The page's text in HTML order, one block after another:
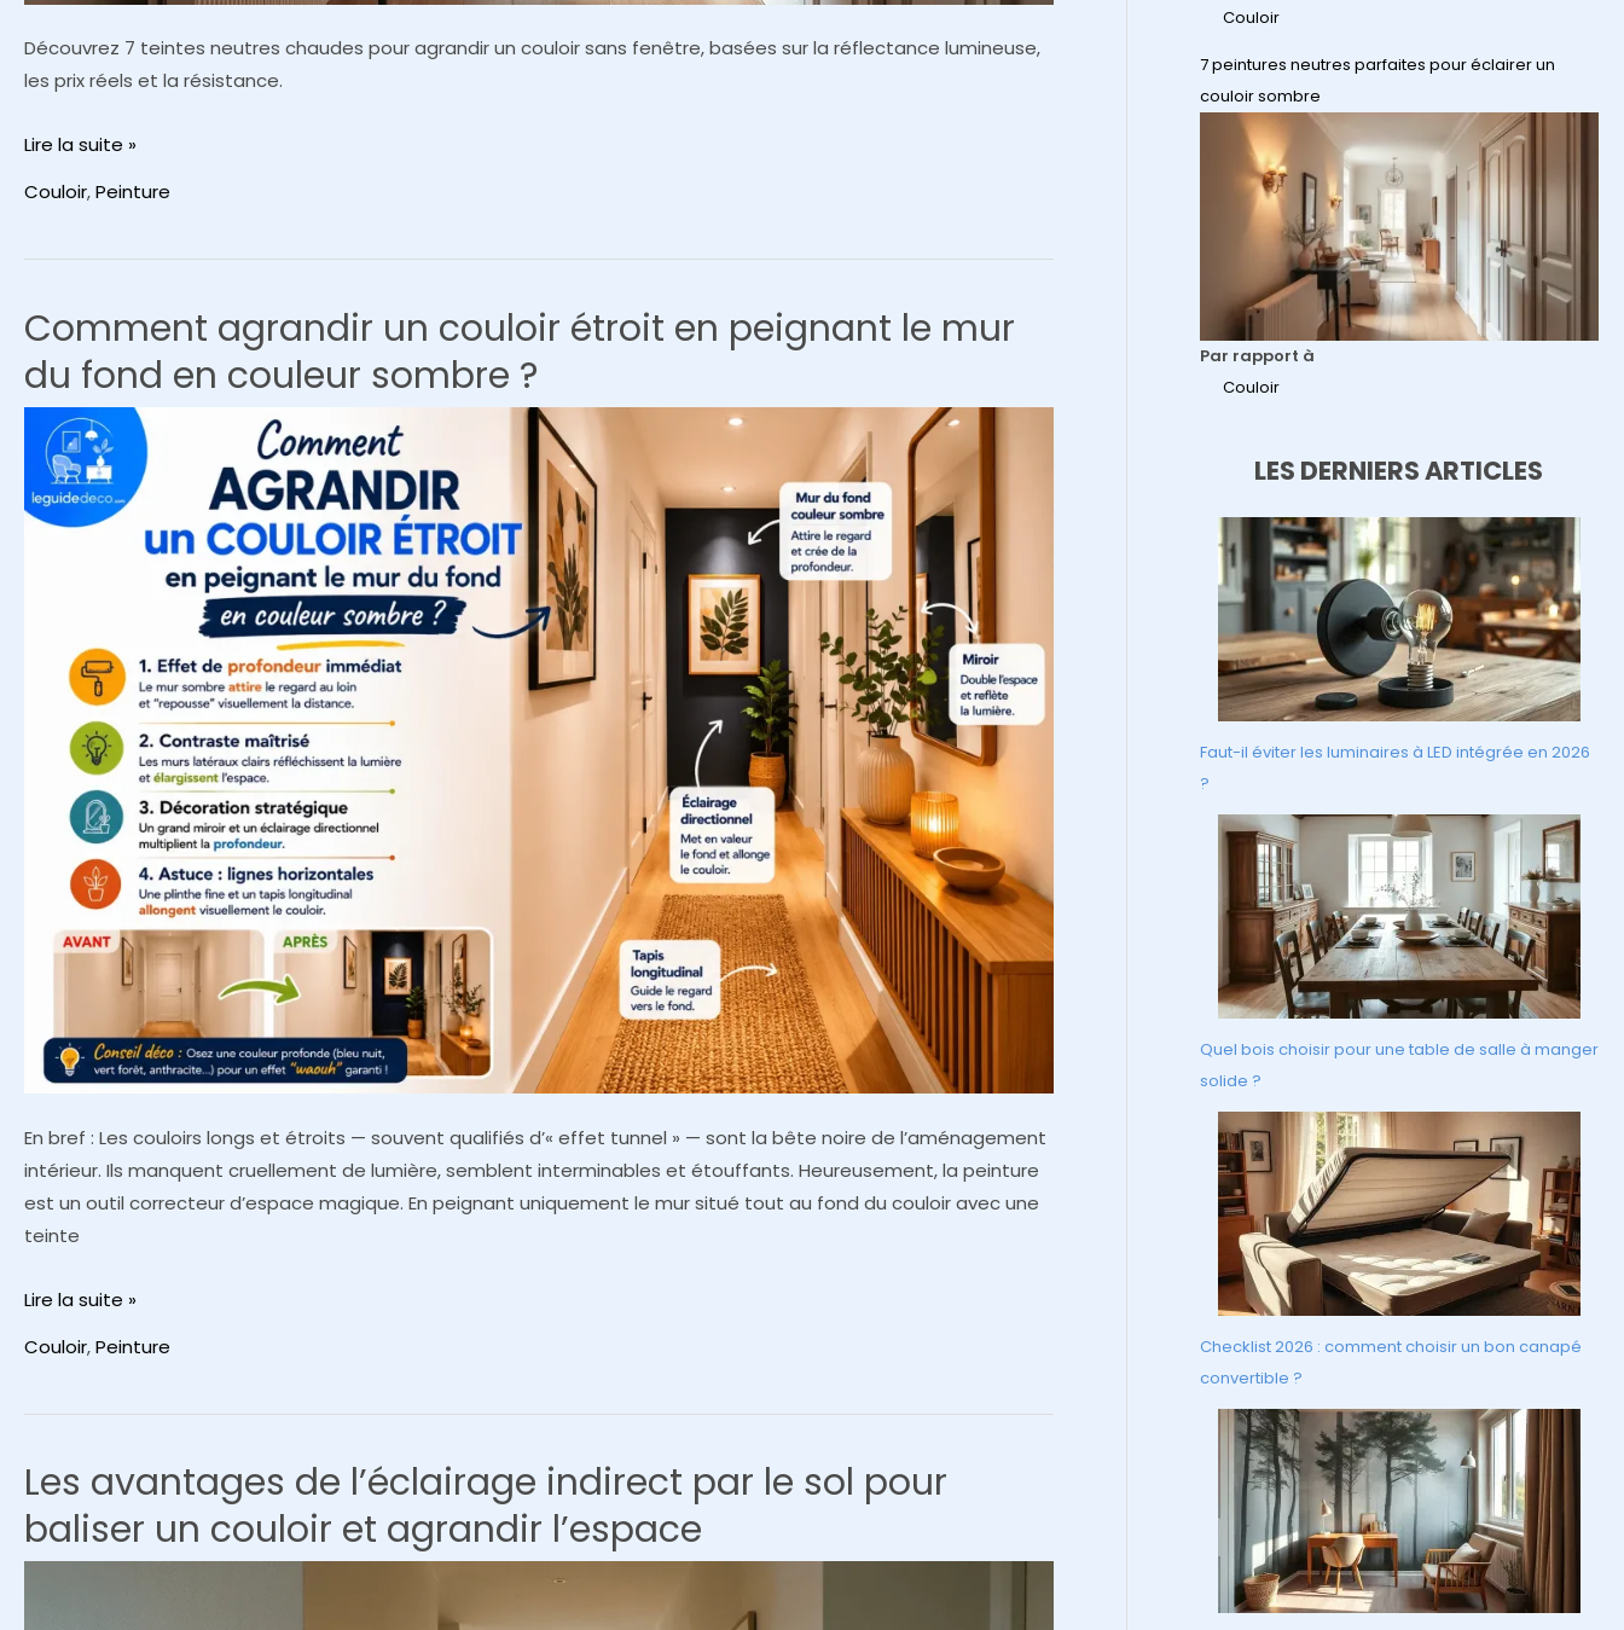
Découvrez 7 teintes neutres chaudes pour agrandir un couloir sans fenêtre, basées sur la réflectance lumineuse,
les prix réels et la résistance.
7
neutres
un
couloir
sombre
Lire la suite »
Couloir,Peinture
Comment agrandir un couloir étroit en peignant le mur
du fond en couleur sombre ?
En bref : Les couloirs longs et étroits — souvent qualifiés d’« effet tunnel » — sont la bête noire de l’aménagement
intérieur. Ils manquent cruellement de lumière, semblent interminables et étouffants. Heureusement, la peinture
est un outil correcteur d’espace magique. En peignant uniquement le mur situé tout au fond du couloir avec une
teinte
Comment
peignant
le
mur
Lire la suite »
Couloir,Peinture
Les avantages de l’éclairage indirect par le sol pour
baliser un couloir et agrandir l’espace
Couloir
7 peintures neutres parfaites pour éclairer un
couloir sombre
Par rapport à
Couloir
LES DERNIERS ARTICLES
Faut-il éviter les luminaires à LED intégrée en 2026
?
Quel bois choisir pour une table de salle à manger
solide ?
Checklist 2026 : comment choisir un bon canapé
convertible ?